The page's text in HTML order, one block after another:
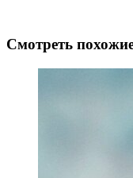
Смотреть